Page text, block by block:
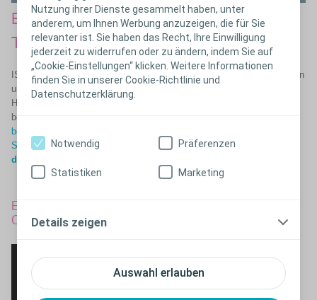
Nutzung ihrer Dienste gesammelt haben, unter
anderem, um Ihnen Werbung anzuzeigen, die für Sie
relevanter ist. Sie haben das Recht, Ihre Einwilligung
jederzeit zu widerrufen oder zu ändern, indem Sie auf
„Cookie-Einstellungen“ klicken. Weitere Informationen
finden Sie in unserer Cookie-Richtlinie und
Datenschutzerklärung.
Auswahl erlauben
Notwendig Präferenzen
Statistiken Marketing
Details zeigen
Einzigartige Triple Action Coating
Technologie®
ISK-Nutzer führen im Jahr durchschnittlich 1'825-mal einen Katheter ein
und wieder aus (1). Deshalb wurde speziell für SpeediCath ein
Herstellungsverfahren entwickelt, welches unsere Einmalkatheter
besonders gleitfähig macht - die Triple Action Coating Technology.
besteht aus drei
Schutz bietet,welche
die Reibung an der Harnröhre verringern &
dadurch das Risiko für Harnwegsinfektionen reduzieren. (2,3)
Einzigartige Triple Action
Coating Technologie